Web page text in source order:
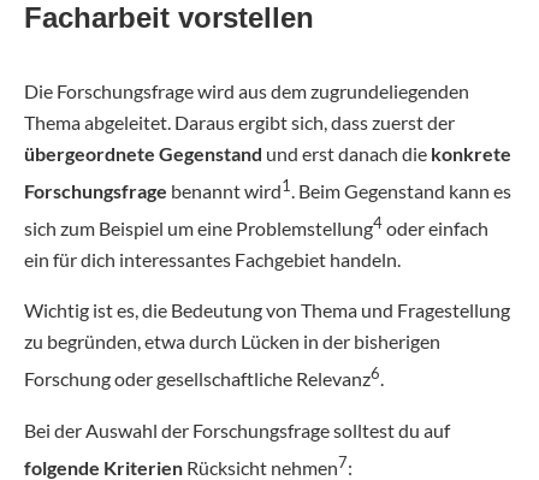
Facharbeit vorstellen
Die Forschungsfrage wird aus dem zugrundeliegenden
Thema abgeleitet. Daraus ergibt sich, dass zuerst der
übergeordnete Gegenstand und erst danach die konkrete
Forschungsfrage benannt wird1. Beim Gegenstand kann es
sich zum Beispiel um eine Problemstellung4oder einfach
ein für dich interessantes Fachgebiet handeln.
Wichtig ist es, die Bedeutung von Thema und Fragestellung
zu begründen, etwa durch Lücken in der bisherigen
Forschung oder gesellschaftliche Relevanz6.
Bei der Auswahl der Forschungsfrage solltest du auf
folgende Kriterien Rücksicht nehmen7: